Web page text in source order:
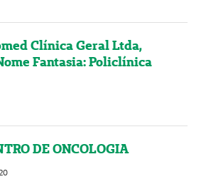
Clínica Geral Ltda,
Fantasia: Policlínica
DE ONCOLOGIA